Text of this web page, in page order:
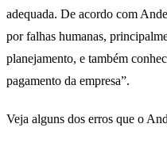
adequada. De acordo com
por falhas humanas,
planejamento, e também
pagamento da empresa”.
Veja alguns dos erros que o